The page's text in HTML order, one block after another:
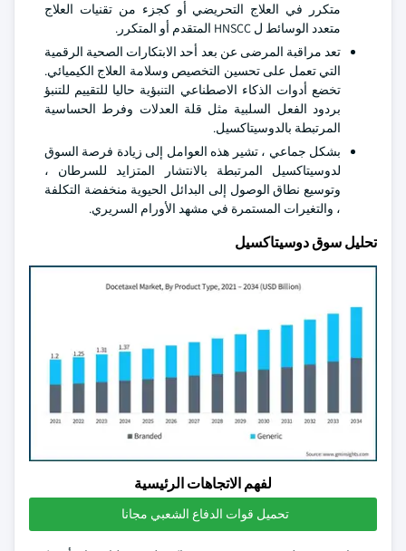
متكرر في العلاج التحريضي أو كجزء من تقنيات العلاج
متعدد الوسائط ل HNSCC المتقدم أو المتكرر.
تعد مراقبة المرضى عن بعد أحد الابتكارات الصحية الرقمية
التي تعمل على تحسين التخصيص وسلامة العلاج الكيميائي.
تخضع أدوات الذكاء الاصطناعي التنبؤية حاليا للتقييم للتنبؤ
بردود الفعل السلبية مثل قلة العدلات وفرط الحساسية
المرتبطة بالدوسيتاكسيل.
بشكل جماعي ، تشير هذه العوامل إلى زيادة فرصة السوق
لدوسيتاكسيل المرتبطة بالانتشار المتزايد للسرطان ،
وتوسيع نطاق الوصول إلى البدائل الحيوية منخفضة التكلفة
، والتغيرات المستمرة في مشهد الأورام السريري.
تحليل سوق دوسيتاكسيل
لفهم الاتجاهات الرئيسية
تحميل قوات الدفاع الشعبي مجانا